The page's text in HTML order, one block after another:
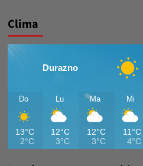
Clima
Durazno
Do
13°C
2°C
Lu
12°C
3°C
Ma
12°C
3°C
Mi
11°C
4°C